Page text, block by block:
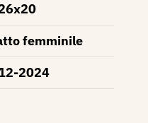
femminile
2024